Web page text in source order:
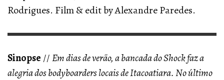
Rodrigues. Film & edit by Alexandre Paredes.
Sinopse //Em dias de verão, a bancada do Shock faz a
alegria dos bodyboarders locais de Itacoatiara. No último